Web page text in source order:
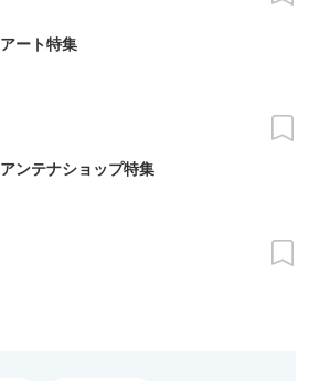
アート特集
アンテナショップ特集